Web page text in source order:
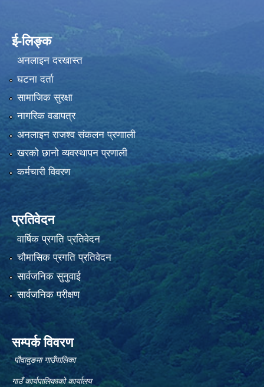
ई-लिङ्क
अनलाइन दरखास्त
घटना दर्ता
सामाजिक सुरक्षा
नागरिक वडापत्र
अनलाइन राजश्व संकलन प्रणााली
खरको छानो व्यवस्थापन प्रणाली
कर्मचारी विवरण
प्रतिवेदन
वार्षिक प्रगति प्रतिवेदन
चौमासिक प्रगति प्रतिवेदन
सार्वजनिक सुनुवाई
सार्वजनिक परीक्षण
सम्पर्क विवरण
पौवादुङमा गाउँपालिका
गाउँ कार्यपालिकाको कार्यालय